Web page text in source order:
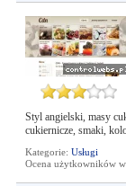
Styl angielski, masy
cukiernicze, smaki,
Kategorie: Usługi
Ocena użytkowników